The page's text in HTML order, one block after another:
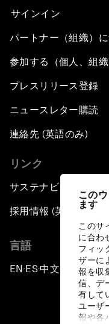
この
ます
このサ
に合わ
フィッ
ザーに
報を収
信、デ
有して
ユーザ
報や各
サインイン
パートナー（組織）
参加する（個人、組織
プレスリリース登録
ニュースレター購読
連絡先 (英語のみ)
リンク
サステナビリティへの
採用情報 (英語のみ)
言語
EN ▪ES▪中文▪ 日本語